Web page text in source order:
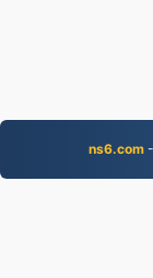
ns6.com-